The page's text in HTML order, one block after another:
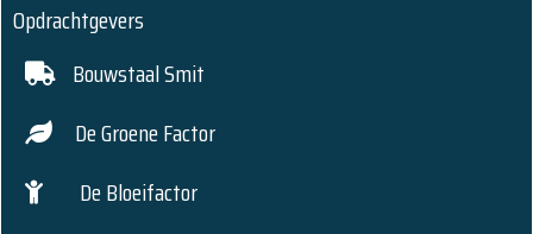
Opdrachtgevers
Bouwstaal Smit
De Groene Factor
De Bloeifactor